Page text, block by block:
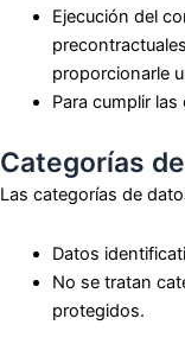
Ejecución del
proporcionarle
Para cumplir
Categorías
Las categorías de
Datos
No se tratan
protegidos.